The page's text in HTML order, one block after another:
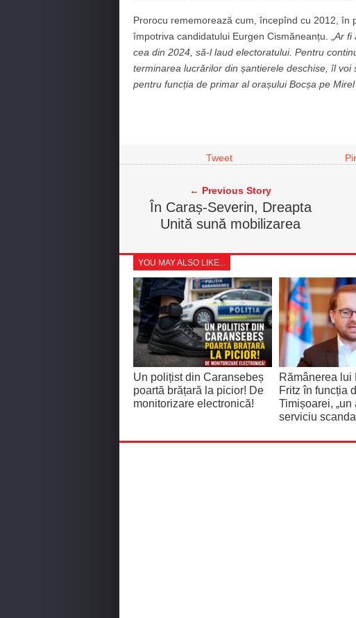
Prorocu rememorează cum, începînd cu 2012, în
împotriva candidatului Eurgen Cismăneanțu. „ Ar fi
cea din 2024, să-l laud electoratului. Pentru
terminarea lucrărilor din șantierele deschise, îl
pentru funcția de primar al orașului Bocșa pe Mirel
Tweet
← Previous Story
În Caraș-Severin, Dreapta
Unită sună mobilizarea
YOU MAY ALSO LIKE...
Un polițist din Caransebeș
poartă brățară la picior! De
monitorizare electronică!
Rămânerea lui
Fritz în funcția
Timișoarei, „un
serviciu